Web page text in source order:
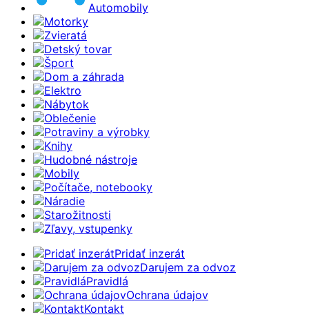
Automobily
Motorky
Zvieratá
Detský tovar
Šport
Dom a záhrada
Elektro
Nábytok
Oblečenie
Potraviny a výrobky
Knihy
Hudobné nástroje
Mobily
Počítače, notebooky
Náradie
Starožitnosti
Zľavy, vstupenky
Pridať inzerát
Darujem za odvoz
Pravidlá
Ochrana údajov
Kontakt